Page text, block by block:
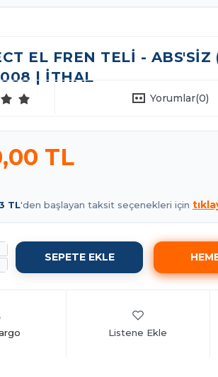
EL FREN TELI -
| İTHAL
Yorumlar(0)
TL
TL'den başlayan taksit seçenekleri için
Listene Ekle